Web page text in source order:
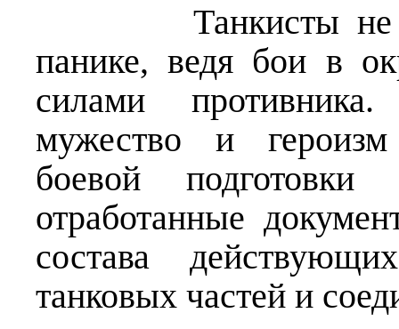
Танкисты не
панике, ведя бои в
силами
мужество и
боевой
отработанные
состава
танковых частей и